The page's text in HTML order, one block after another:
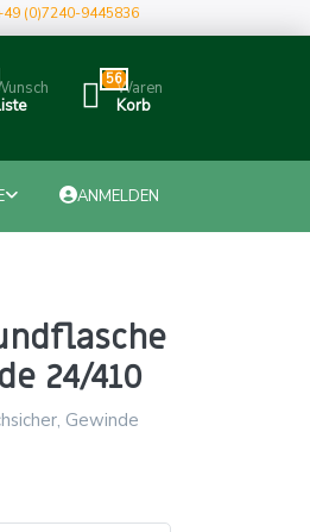
(0)7240-9445836
56Waren
Korb
ANMELDEN
24/410
Gewinde